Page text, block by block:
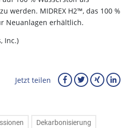
werden. MIDREX H2™, das 100 %
Neuanlagen erhältlich.
Inc.)
Jetzt teilen
Dekarbonisierung